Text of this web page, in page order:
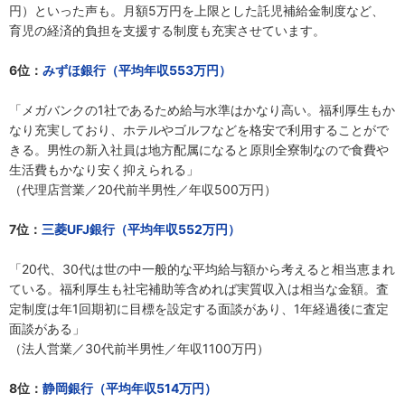
円）といった声も。月額5万円を上限とした託児補給金制度など、
育児の経済的負担を支援する制度も充実させています。
6位： みずほ銀行（平均年収553万円）
「メガバンクの1社であるため給与水準はかなり高い。福利厚生もか
なり充実しており、ホテルやゴルフなどを格安で利用することがで
きる。男性の新入社員は地方配属になると原則全寮制なので食費や
生活費もかなり安く抑えられる」
（代理店営業／20代前半男性／年収500万円）
7位： 三菱UFJ銀行（平均年収552万円）
「20代、30代は世の中一般的な平均給与額から考えると相当恵まれ
ている。福利厚生も社宅補助等含めれば実質収入は相当な金額。査
定制度は年1回期初に目標を設定する面談があり、1年経過後に査定
面談がある」
（法人営業／30代前半男性／年収1100万円）
8位： 静岡銀行（平均年収514万円）